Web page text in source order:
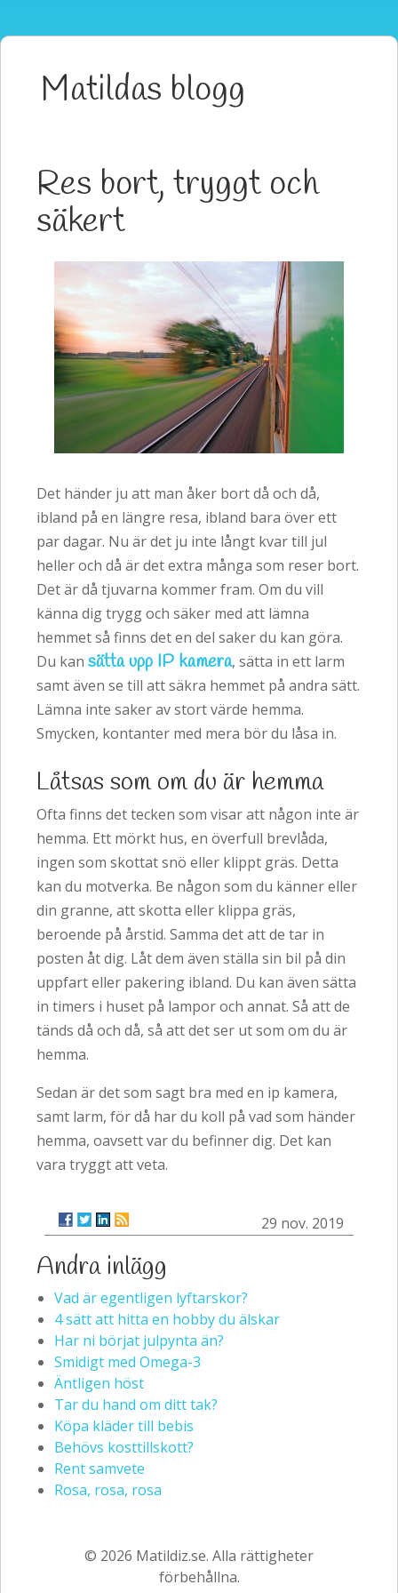
Matildas blogg
Res bort, tryggt och
säkert
Det händer ju att man åker bort då och då,
ibland på en längre resa, ibland bara över ett
par dagar. Nu är det ju inte långt kvar till jul
heller och då är det extra många som reser bort.
Det är då tjuvarna kommer fram. Om du vill
känna dig trygg och säker med att lämna
hemmet så finns det en del saker du kan göra.
Du kan sätta upp IP kamera, sätta in ett larm
samt även se till att säkra hemmet på andra sätt.
Lämna inte saker av stort värde hemma.
Smycken, kontanter med mera bör du låsa in.
Låtsas som om du är hemma
Ofta finns det tecken som visar att någon inte är
hemma. Ett mörkt hus, en överfull brevlåda,
ingen som skottat snö eller klippt gräs. Detta
kan du motverka. Be någon som du känner eller
din granne, att skotta eller klippa gräs,
beroende på årstid. Samma det att de tar in
posten åt dig. Låt dem även ställa sin bil på din
uppfart eller pakering ibland. Du kan även sätta
in timers i huset på lampor och annat. Så att de
tänds då och då, så att det ser ut som om du är
hemma.
Sedan är det som sagt bra med en ip kamera,
samt larm, för då har du koll på vad som händer
hemma, oavsett var du befinner dig. Det kan
vara tryggt att veta.
29 nov. 2019
Andra inlägg
Vad är egentligen lyftarskor?
4 sätt att hitta en hobby du älskar
Har ni börjat julpynta än?
Smidigt med Omega-3
Äntligen höst
Tar du hand om ditt tak?
Köpa kläder till bebis
Behövs kosttillskott?
Rent samvete
Rosa, rosa, rosa
© 2026 Matildiz.se. Alla rättigheter
förbehållna.